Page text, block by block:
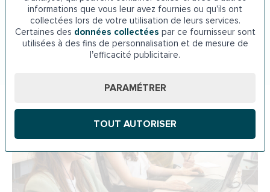
informations que vous leur avez fournies ou qu'ils ont
collectées lors de votre utilisation de leurs services.
Certaines des données collectées par ce fournisseur sont
utilisées à des fins de personnalisation et de mesure de
l’efficacité publicitaire.
PARAMÉTRER
TOUT AUTORISER